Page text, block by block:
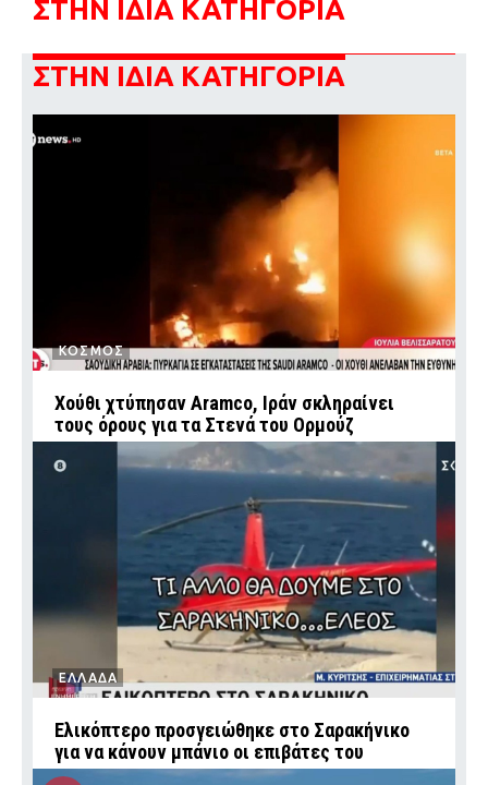
ΣΤΗΝ ΙΔΙΑ ΚΑΤΗΓΟΡΙΑ
ΣΤΗΝ ΙΔΙΑ ΚΑΤΗΓΟΡΙΑ
ΚΟΣΜΟΣ
Χούθι χτύπησαν Aramco, Ιράν σκληραίνει
τους όρους για τα Στενά του Ορμούζ
ΕΛΛΑΔΑ
Ελικόπτερο προσγειώθηκε στο Σαρακήνικο
για να κάνουν μπάνιο οι επιβάτες του